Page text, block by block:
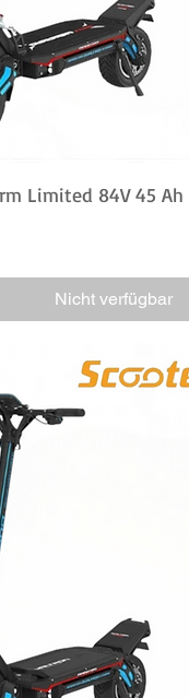
Limited 84V 45
Nicht verfügbar